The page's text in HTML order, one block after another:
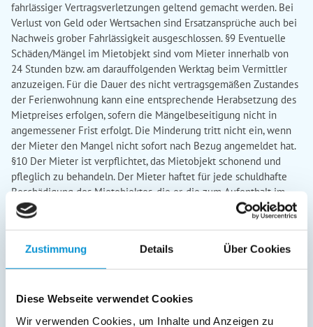
Zustimmung Details Über Cookies
Diese Webseite verwendet Cookies
Wir verwenden Cookies, um Inhalte und Anzeigen zu
fahrlässiger Vertragsverletzungen geltend gemacht werden. Bei
Verlust von Geld oder Wertsachen sind Ersatzansprüche auch bei
Nachweis grober Fahrlässigkeit ausgeschlossen. §9 Eventuelle
Schäden/Mängel im Mietobjekt sind vom Mieter innerhalb von
24 Stunden bzw. am darauffolgenden Werktag beim Vermittler
anzuzeigen. Für die Dauer des nicht vertragsgemäßen Zustandes
der Ferienwohnung kann eine entsprechende Herabsetzung des
Mietpreises erfolgen, sofern die Mängelbeseitigung nicht in
angemessener Frist erfolgt. Die Minderung tritt nicht ein, wenn
der Mieter den Mangel nicht sofort nach Bezug angemeldet hat.
§10 Der Mieter ist verpflichtet, das Mietobjekt schonend und
pfleglich zu behandeln. Der Mieter haftet für jede schuldhafte
Beschädigung des Mietobjektes, die er, die zum Aufenthalt im
Mietobjekt berechtigten Personen und Personen, die mit dem
Mietobjekt auf seine Veranlassung in Berührung kommen,
Objektbeschreibung aufgeführten kostenfreien Parkplatz auf
eigene Gefahr geparkt werden. Ein zusätzlicher Stellplatz im Ort
Anspruch genommen werden. Das Abstellen von Wohnwagen,
Campinganhängern oder Zelten auf dem Grundstück ist verboten.